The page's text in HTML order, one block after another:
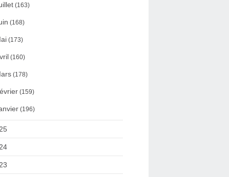
(163)
(168)
(173)
(160)
(178)
(159)
(196)